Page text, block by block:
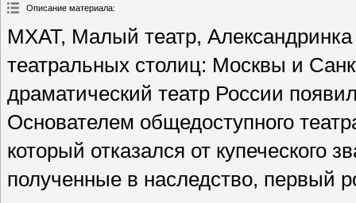
Описание материала:
МХАТ, Малый театр,
театральных столиц: Москвы и
драматический театр России
Основателем общедоступного
который отказался от купеческого
полученные в наследство, первый